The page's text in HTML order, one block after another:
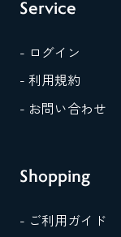
Service
- ログイン
- 利用規約
- お問い合わせ
Shopping
- ご利用ガイド